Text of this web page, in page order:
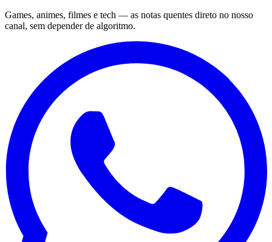
Games, animes, filmes e tech — as notas quentes direto no nosso
canal, sem depender de algoritmo.